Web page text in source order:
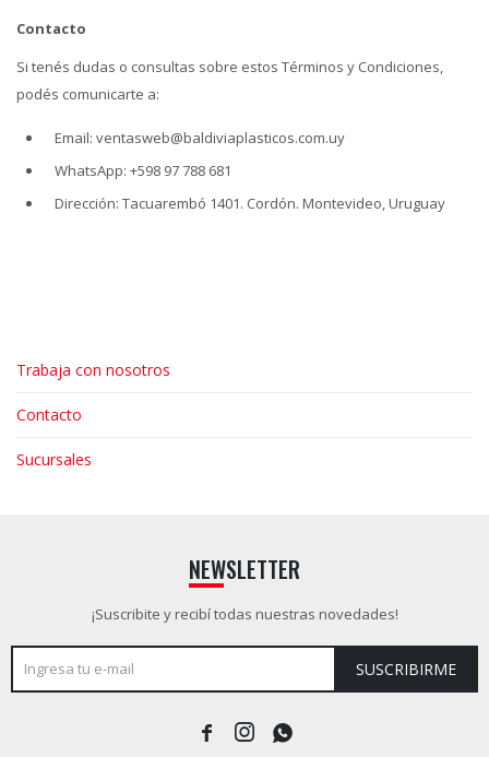
Contacto
Si tenés dudas o consultas sobre estos Términos y Condiciones,
podés comunicarte a:
Email: ventasweb@baldiviaplasticos.com.uy
WhatsApp: +598 97 788 681
Dirección: Tacuarembó 1401. Cordón. Montevideo, Uruguay
Trabaja con nosotros
Contacto
Sucursales
NEWSLETTER
¡Suscribite y recibí todas nuestras novedades!
SUSCRIBIRME
  